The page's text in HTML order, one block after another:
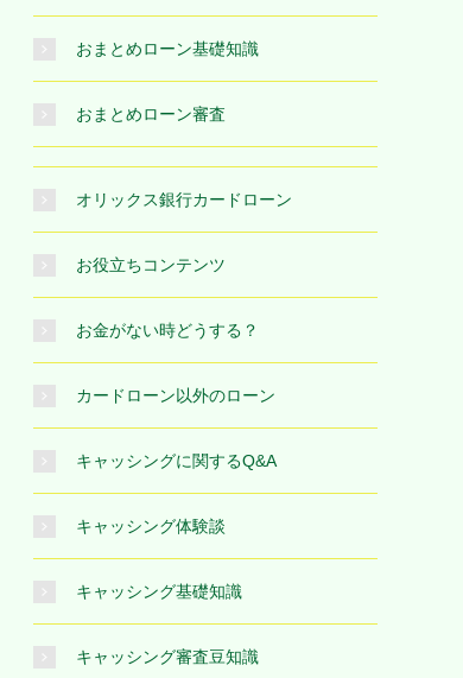
おまとめローン基礎知識
おまとめローン審査
オリックス銀行カードローン
お役立ちコンテンツ
お金がない時どうする？
カードローン以外のローン
キャッシングに関するQ&A
キャッシング体験談
キャッシング基礎知識
キャッシング審査豆知識